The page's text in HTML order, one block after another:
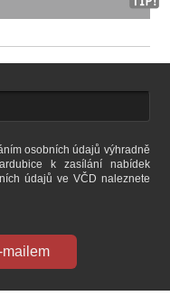
Krystlíková, S. Godarská,
osobních údajů výhradně
k zasílání nabídek
údajů ve VČD naleznete